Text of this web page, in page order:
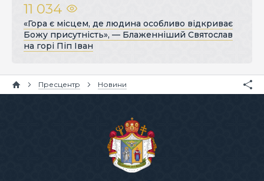
11 034
«Гора є місцем, де людина особливо відкриває
Божу присутність», — Блаженніший Святослав
на горі Піп Іван
Пресцентр Новини